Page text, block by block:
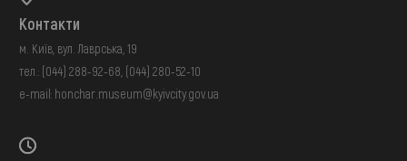
Контакти
м. Київ, вул. Лаврська, 19
тел.: (044) 288-92-68 (044) 280-52-10
e-mail: honchar.museum@kyivcity.gov.ua